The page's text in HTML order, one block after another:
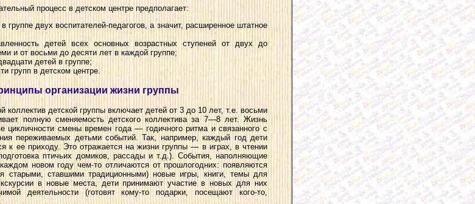
процесс в детском центре предполагает:
двух воспитателей-педагогов, а значит, расширенное штатное
детей всех основных возрастных ступеней от двух до
и от восьми до десяти лет в каждой группе;
детей в группе;
групп в детском центре.
организации жизни группы
коллектив детской группы включает детей от 3 до 10 лет, т.е. восьми
полную сменяемость детского коллектива за 7—8 лет. Жизнь
цикличности смены времен года — годичного ритма и связанного с
переживаемых детьми событий. Так, например, каждый год дети
к ее приходу. Это отражается на жизни группы — в играх, в чтении
птичьих домиков, рассады и т.д.). События, наполняющие
новом году чем-то отличаются от прошлогодних: появляются
старыми, ставшими традиционными) новые игры, книги, темы для
в новые места, дети принимают участие в новых для них
деятельности (готовят кому-то подарки, посещают кого-то,